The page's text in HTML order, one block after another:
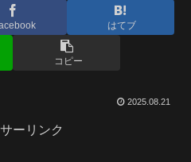
はてブ
コピー
2025.08.21
ーリンク